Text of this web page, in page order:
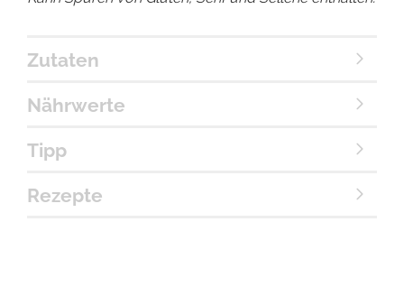
Zutaten
Nährwerte
Tipp
Rezepte